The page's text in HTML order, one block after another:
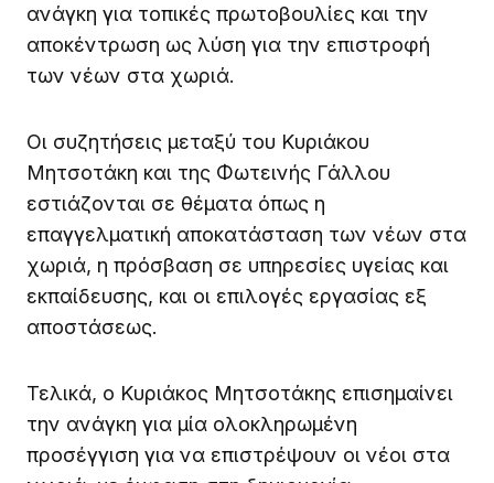
ανάγκη για τοπικές πρωτοβουλίες και την
αποκέντρωση ως λύση για την επιστροφή
των νέων στα χωριά.
Οι συζητήσεις μεταξύ του Κυριάκου
Μητσοτάκη και της Φωτεινής Γάλλου
εστιάζονται σε θέματα όπως η
επαγγελματική αποκατάσταση των νέων στα
χωριά, η πρόσβαση σε υπηρεσίες υγείας και
εκπαίδευσης, και οι επιλογές εργασίας εξ
αποστάσεως.
Τελικά, ο Κυριάκος Μητσοτάκης επισημαίνει
την ανάγκη για μία ολοκληρωμένη
προσέγγιση για να επιστρέψουν οι νέοι στα